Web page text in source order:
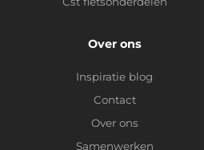
Over ons
Inspiratie blog
Contact
Over ons
Samenwerken